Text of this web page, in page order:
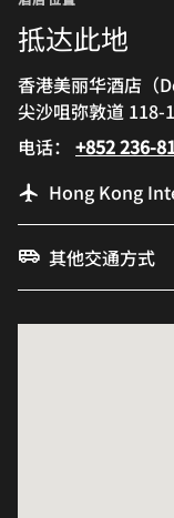
抵达此地
香港美丽华酒店（
尖沙咀弥敦道 118-
电话： +852 236-
Hong Kong
其他交通方式